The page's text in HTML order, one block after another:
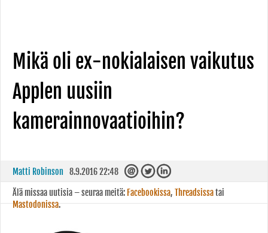
Mikä oli ex-nokialaisen vaikutus
Applen uusiin
kamerainnovaatioihin?
Matti Robinson 8.9.2016 22:48
Älä missaa uutisia – seuraa meitä: Facebookissa, Threadsissatai
Mastodonissa.